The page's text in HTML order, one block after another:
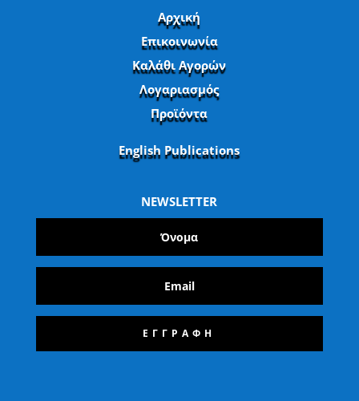
Αρχική
Επικοινωνία
Καλάθι Αγορών
Λογαριασμός
Προϊόντα
English Publications
NEWSLETTER
ΕΓΓΡΑΦΗ